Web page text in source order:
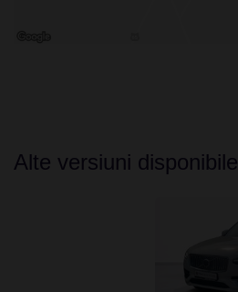
Alte versiuni disponibile